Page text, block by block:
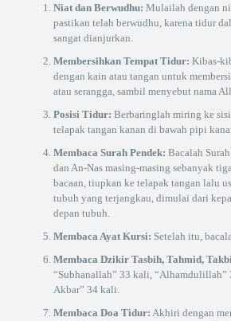
Niat dan Berwudhu: Mulailah dengan
pastikan telah berwudhu, karena tidur
sangat dianjurkan.
Membersihkan Tempat Tidur: Kibas-
dengan kain atau tangan untuk
atau serangga, sambil menyebut nama
Posisi Tidur: Berbaringlah miring ke
telapak tangan kanan di bawah pipi
Membaca Surah Pendek: Bacalah
dan An-Nas masing-masing sebanyak
bacaan, tiupkan ke telapak tangan lalu
tubuh yang terjangkau, dimulai dari
depan tubuh.
Membaca Ayat Kursi: Setelah itu,
Membaca Dzikir Tasbih, Tahmid,
“Subhanallah” 33 kali, “Alhamdulillah”
Akbar” 34 kali.
Membaca Doa Tidur: Akhiri dengan